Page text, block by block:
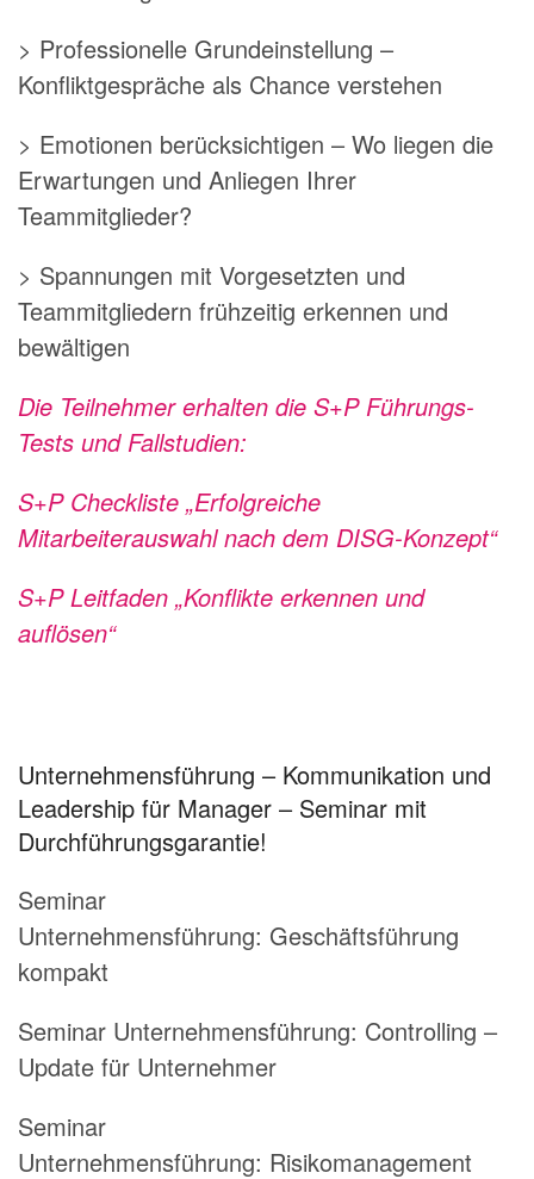
> Professionelle Grundeinstellung –
Konfliktgespräche als Chance verstehen
> Emotionen berücksichtigen – Wo liegen die
Erwartungen und Anliegen Ihrer
Teammitglieder?
> Spannungen mit Vorgesetzten und
Teammitgliedern frühzeitig erkennen und
bewältigen
Die Teilnehmer erhalten die S+P Führungs-
Tests und Fallstudien:
S+P Checkliste „Erfolgreiche
Mitarbeiterauswahl nach dem DISG-Konzept“
S+P Leitfaden „Konflikte erkennen und
auflösen“
Unternehmensführung – Kommunikation und
Leadership für Manager – Seminar mit
Durchführungsgarantie!
Seminar
Unternehmensführung: Geschäftsführung
kompakt
Seminar Unternehmensführung: Controlling –
Update für Unternehmer
Seminar
Unternehmensführung: Risikomanagement